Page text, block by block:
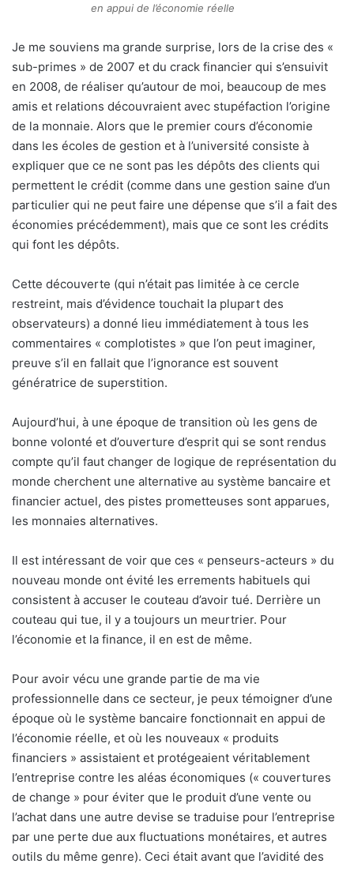
en appui de l’économie réelle
Je me souviens ma grande surprise, lors de la crise des «
sub-primes » de 2007 et du crack financier qui s’ensuivit
en 2008, de réaliser qu’autour de moi, beaucoup de mes
amis et relations découvraient avec stupéfaction l’origine
de la monnaie. Alors que le premier cours d’économie
dans les écoles de gestion et à l’université consiste à
expliquer que ce ne sont pas les dépôts des clients qui
permettent le crédit (comme dans une gestion saine d’un
particulier qui ne peut faire une dépense que s’il a fait des
économies précédemment), mais que ce sont les crédits
qui font les dépôts.
Cette découverte (qui n’était pas limitée à ce cercle
restreint, mais d’évidence touchait la plupart des
observateurs) a donné lieu immédiatement à tous les
commentaires « complotistes » que l’on peut imaginer,
preuve s’il en fallait que l’ignorance est souvent
génératrice de superstition.
Aujourd’hui, à une époque de transition où les gens de
bonne volonté et d’ouverture d’esprit qui se sont rendus
compte qu’il faut changer de logique de représentation du
monde cherchent une alternative au système bancaire et
financier actuel, des pistes prometteuses sont apparues,
les monnaies alternatives.
Il est intéressant de voir que ces « penseurs-acteurs » du
nouveau monde ont évité les errements habituels qui
consistent à accuser le couteau d’avoir tué. Derrière un
couteau qui tue, il y a toujours un meurtrier. Pour
l’économie et la finance, il en est de même.
Pour avoir vécu une grande partie de ma vie
professionnelle dans ce secteur, je peux témoigner d’une
époque où le système bancaire fonctionnait en appui de
l’économie réelle, et où les nouveaux « produits
financiers » assistaient et protégeaient véritablement
l’entreprise contre les aléas économiques (« couvertures
de change » pour éviter que le produit d’une vente ou
l’achat dans une autre devise se traduise pour l’entreprise
par une perte due aux fluctuations monétaires, et autres
outils du même genre). Ceci était avant que l’avidité des